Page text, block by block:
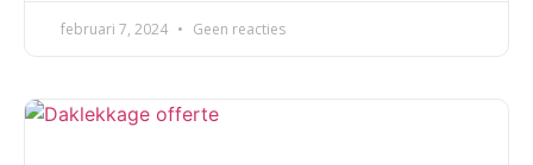
februari 7, 2024 Geen reacties